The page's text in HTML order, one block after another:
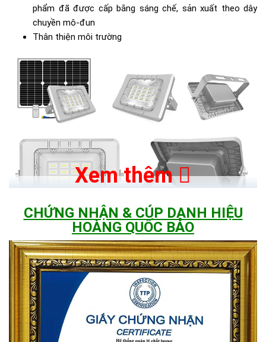
phẩm đã được cấp bằng sáng chế, sản xuất theo dây
chuyền mô-đun
Thân thiện môi trường
Hợp kim nhôm magiê cao cấp
Xem thêm
CHỨNG NHẬN & CÚP DANH HIỆU
HOÀNG QUỐC BẢO